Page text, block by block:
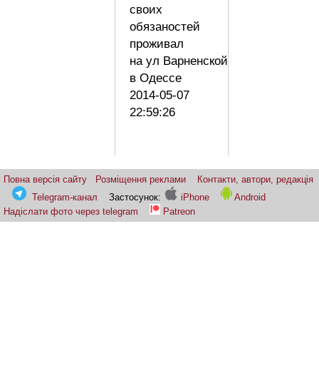
своих
обязаностей
проживал
на ул Варненской
в Одессе
2014-05-07
22:59:26
Повна версія сайту Розміщення реклами
Контакти, автори, редакція
Telegram-канал
Застосунок: iPhone
Android
Надіслати фото через telegram
Patreon